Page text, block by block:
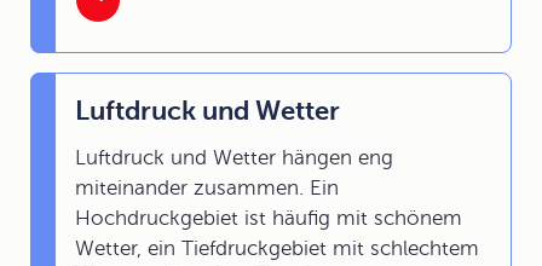
Luftdruck und Wetter
Luftdruck und Wetter hängen eng
miteinander zusammen. Ein
Hochdruckgebiet ist häufig mit schönem
Wetter, ein Tiefdruckgebiet mit schlechtem